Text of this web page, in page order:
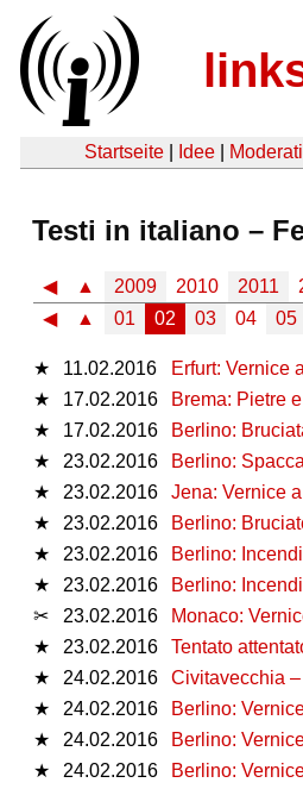
Startseite Idee
Testi in italiano –
◀ ▲ 2009 2010 2011
◀
▲ 01 02 03 04 05
★ 11.02.2016
Erfurt: Vernice
★
17.02.2016
Brema: Pietre
★
17.02.2016
Berlino:
★
23.02.2016
Berlino:
★
23.02.2016
Jena: Vernice
★
23.02.2016
Berlino:
★
23.02.2016
Berlino:
★
23.02.2016
Berlino:
✂
23.02.2016
Monaco:
★
23.02.2016
Tentato
★
24.02.2016
Civitavecchia
★
24.02.2016
Berlino:
★
24.02.2016
Berlino:
★
24.02.2016
Berlino: